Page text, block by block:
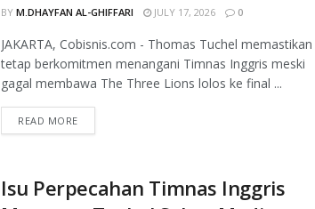
BY M.DHAYFAN AL-GHIFFARI JULY 17, 2026 0
JAKARTA, Cobisnis.com - Thomas Tuchel memastikan
tetap berkomitmen menangani Timnas Inggris meski
gagal membawa The Three Lions lolos ke final ...
READ MORE
Isu Perpecahan Timnas Inggris